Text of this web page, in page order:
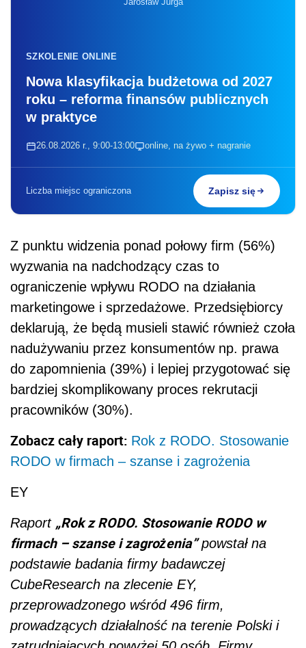
SZKOLENIE ONLINE
Nowa klasyfikacja budżetowa od 2027
roku – reforma finansów publicznych
w praktyce
26.08.2026 r., 9:00-13:00 online, na żywo + nagranie
Liczba miejsc ograniczona Zapisz się
Z punktu widzenia ponad połowy firm (56%)
wyzwania na nadchodzący czas to
ograniczenie wpływu RODO na działania
marketingowe i sprzedażowe. Przedsiębiorcy
deklarują, że będą musieli stawić również czoła
nadużywaniu przez konsumentów np. prawa
do zapomnienia (39%) i lepiej przygotować się
bardziej skomplikowany proces rekrutacji
pracowników (30%).
Zobacz cały raport: Rok z RODO. Stosowanie
RODO w firmach – szanse i zagrożenia
EY
Raport „Rok z RODO. Stosowanie RODO w
firmach – szanse i zagrożenia”powstał na
podstawie badania firmy badawczej
CubeResearch na zlecenie EY,
przeprowadzonego wśród 496 firm,
prowadzących działalność na terenie Polski i